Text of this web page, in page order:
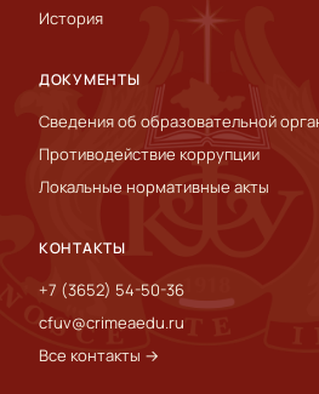
История
ДОКУМЕНТЫ
Сведения об образовательной
Противодействие коррупции
Локальные нормативные акты
КОНТАКТЫ
+7 (3652) 54-50-36
cfuv@crimeaedu.ru
Все контакты →